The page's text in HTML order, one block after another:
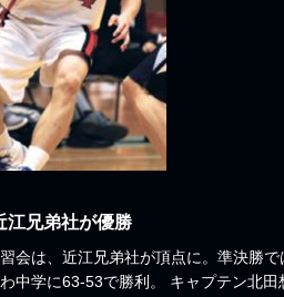
江兄弟社が優勝
会は、近江兄弟社が頂点に。準決勝
中学に63-53で勝利。 キャプテン北